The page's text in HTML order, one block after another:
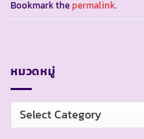
Bookmark thepermalink.
หมวดหมู่
หมวด
หมู่